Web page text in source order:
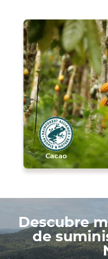
Cacao
Descubre
de